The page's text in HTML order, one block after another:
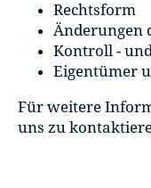
Rechtsform
Änderungen
Kontroll -
Eigentümer
Für weitere
uns zu